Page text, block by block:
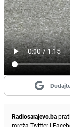
Radiosarajevo.ba
mreža Twitter |